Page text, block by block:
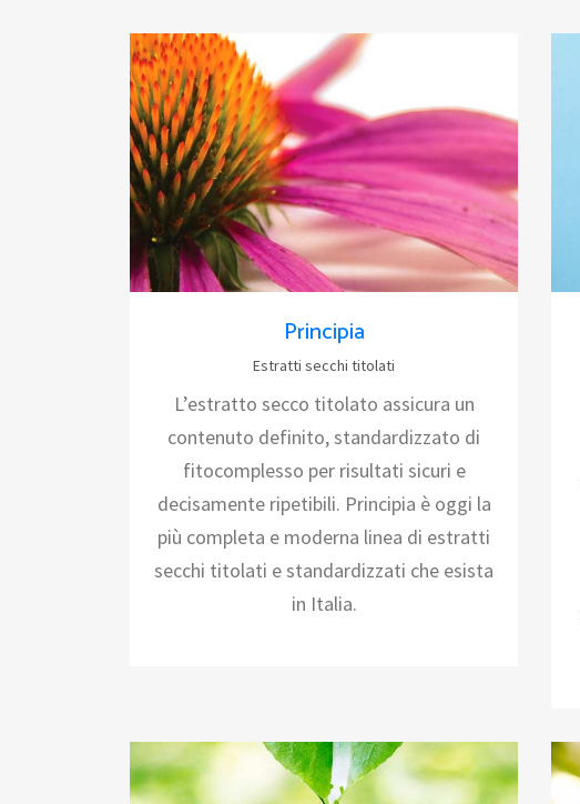
Principia
Estratti secchi titolati
L’estratto secco titolato assicura un
contenuto definito, standardizzato di
fitocomplesso per risultati sicuri e
decisamente ripetibili. Principia è oggi la
più completa e moderna linea di estratti
secchi titolati e standardizzati che esista
in Italia.